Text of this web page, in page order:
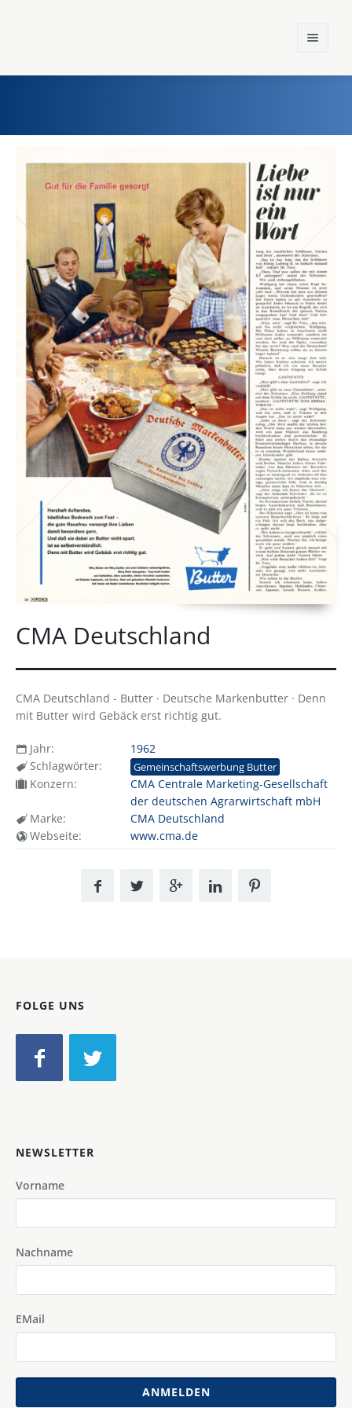
Einst und Heute
Marken
Konzerne
Epoche
CMA Deutschland
CMA Deutschland - Butter · Deutsche Markenbutter · Denn
mit Butter wird Gebäck erst richtig gut.
Jahr:
1962
Schlagwörter:
Gemeinschaftswerbung Butter
Konzern:
CMA Centrale Marketing-Gesellschaft
der deutschen Agrarwirtschaft mbH
Marke:
CMA Deutschland
Webseite:
www.cma.de
FOLGE UNS
NEWSLETTER
Vorname
Nachname
EMail
ANMELDEN